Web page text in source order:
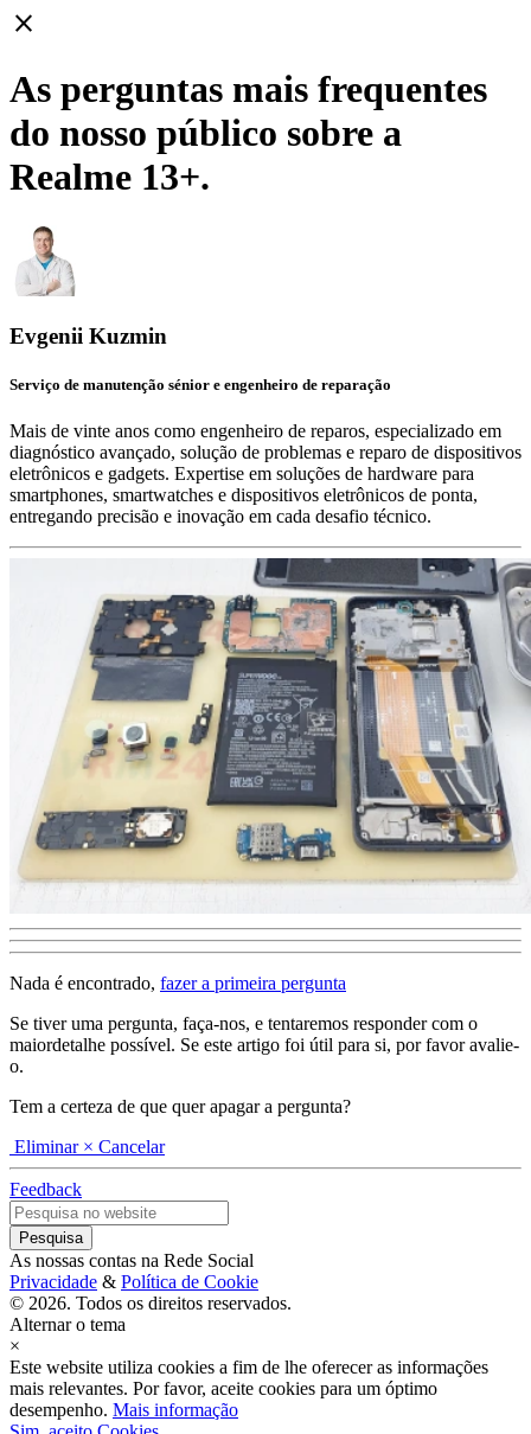
close
As perguntas mais frequentes
do nosso público sobre a
Realme 13+.
Evgenii Kuzmin
Serviço de manutenção sénior e engenheiro de reparação
Mais de vinte anos como engenheiro de reparos, especializado em
diagnóstico avançado, solução de problemas e reparo de dispositivos
eletrônicos e gadgets. Expertise em soluções de hardware para
smartphones, smartwatches e dispositivos eletrônicos de ponta,
entregando precisão e inovação em cada desafio técnico.
Nada é encontrado, fazer a primeira pergunta
Se tiver uma pergunta, faça-nos, e tentaremos responder com o
maiordetalhe possível. Se este artigo foi útil para si, por favor avalie-
o.
Tem a certeza de que quer apagar a pergunta?
Eliminar × Cancelar
Feedback
As nossas contas na Rede Social
Privacidade & Política de Cookie
© 2026. Todos os direitos reservados.
Alternar o tema
×
Este website utiliza cookies a fim de lhe oferecer as informações
mais relevantes. Por favor, aceite cookies para um óptimo
desempenho. Mais informação